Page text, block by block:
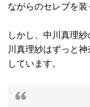
ながらのセレブを装
しかし、中川真理
川真理紗はずっと
しています。